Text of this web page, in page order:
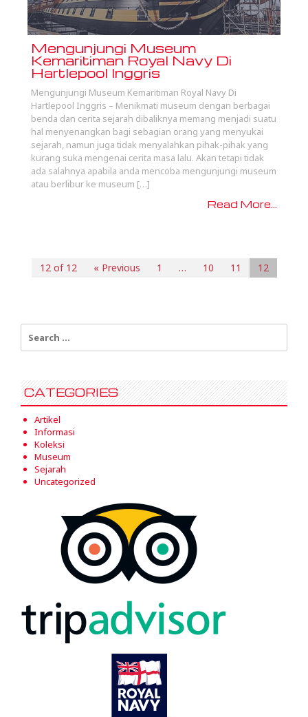
Mengunjungi Museum
Kemaritiman Royal Navy Di
Hartlepool Inggris
Mengunjungi Museum Kemaritiman Royal Navy Di
Hartlepool Inggris – Menikmati museum dengan berbagai
benda dan cerita sejarah dibaliknya memang menjadi suatu
hal menyenangkan bagi sebagian orang yang menyukai
sejarah, namun juga tidak menyalahkan pihak-pihak yang
kurang suka mengenai cerita masa lalu. Akan tetapi tidak
ada salahnya apabila anda mencoba mengunjungi museum
atau berlibur ke museum […]
Read More...
12 of 12 « Previous 1 … 10 11 12
for:
CATEGORIES
Artikel
Informasi
Koleksi
Museum
Sejarah
Uncategorized